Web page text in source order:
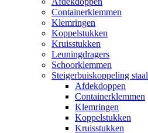
Containerklemmen
Klemringen
Koppelstukken
Kruisstukken
Leuningdragers
Schoorklemmen
Steigerbuiskoppeling staal
Afdekdoppen
Containerklemmen
Klemringen
Koppelstukken
Kruisstukken